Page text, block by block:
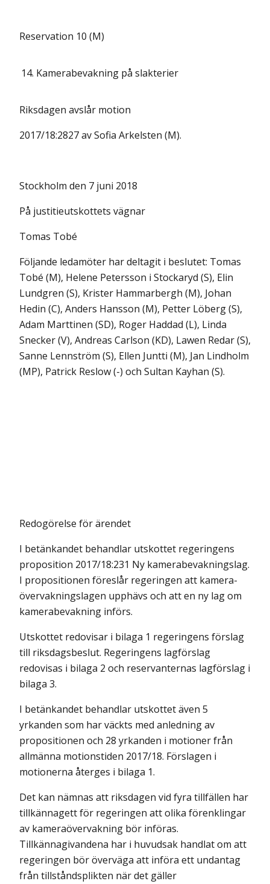
Reservation 10 (M)
14. Kamerabevakning på slakterier
Riksdagen avslår motion
2017/18:2827 av Sofia Arkelsten (M).
Stockholm den 7 juni 2018
På justitieutskottets vägnar
Tomas Tobé
Följande ledamöter har deltagit i beslutet: Tomas
Tobé (M), Helene Petersson i Stockaryd (S), Elin
Lundgren (S), Krister Hammarbergh (M), Johan
Hedin (C), Anders Hansson (M), Petter Löberg (S),
Adam Marttinen (SD), Roger Haddad (L), Linda
Snecker (V), Andreas Carlson (KD), Lawen Redar (S),
Sanne Lennström (S), Ellen Juntti (M), Jan Lindholm
(MP), Patrick Reslow (-) och Sultan Kayhan (S).
Redogörelse för ärendet
I betänkandet behandlar utskottet regeringens
proposition 2017/18:231 Ny kamerabevakningslag.
I propositionen föreslår regeringen att kamera­
övervaknings­lagen upphävs och att en ny lag om
kamerabevakning införs.
Utskottet redovisar i bilaga 1 regeringens förslag
till riksdagsbeslut. Regeringens lagförslag
redovisas i bilaga 2 och reservanternas lagförslag i
bilaga 3.
I betänkandet behandlar utskottet även 5
yrkanden som har väckts med anledning av
propositionen och 28 yrkanden i motioner från
allmänna motionstiden 2017/18. Förslagen i
motionerna återges i bilaga 1.
Det kan nämnas att riksdagen vid fyra tillfällen har
tillkännagett för regeringen att olika förenklingar
av kameraövervakning bör införas.
Tillkännagivandena har i huvudsak handlat om att
regeringen bör överväga att införa ett undantag
från tillståndsplikten när det gäller